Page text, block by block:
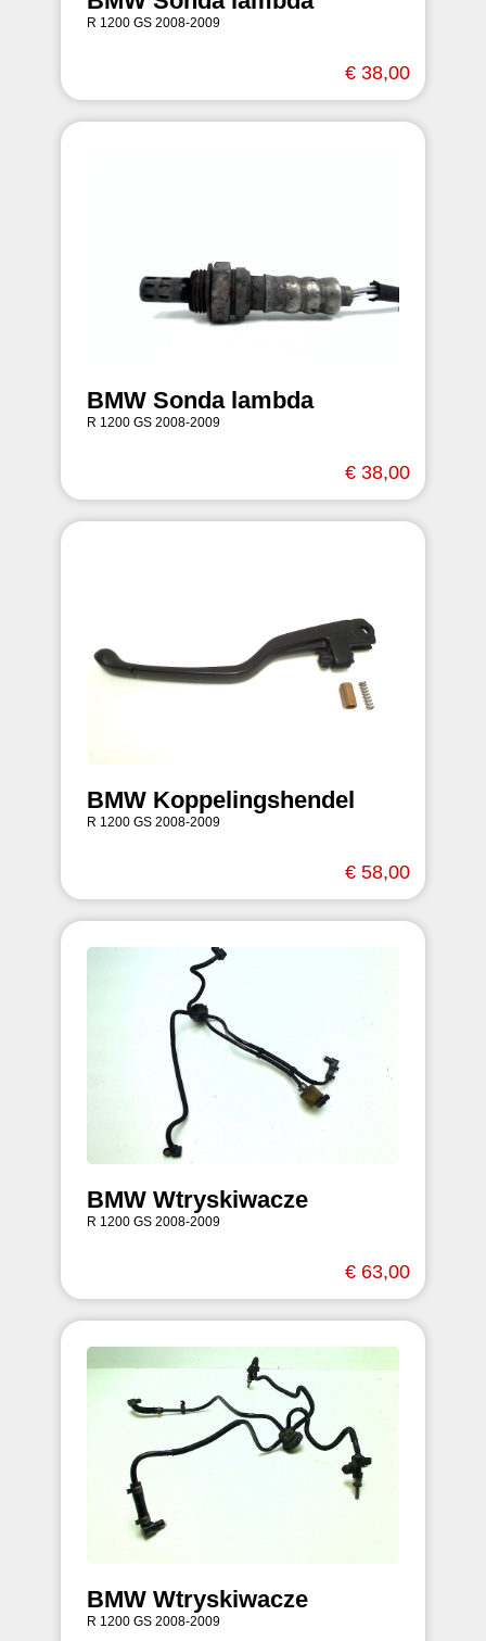
R 1200 GS 2008-2009
€ 38,00
BMW Sonda lambda
R 1200 GS 2008-2009
€ 38,00
BMW Koppelingshendel
R 1200 GS 2008-2009
€ 58,00
BMW Wtryskiwacze
R 1200 GS 2008-2009
€ 63,00
BMW Wtryskiwacze
R 1200 GS 2008-2009